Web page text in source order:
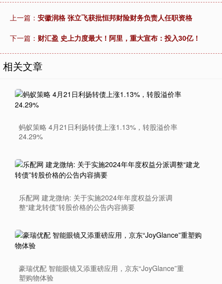
上一篇： 安徽润格 张立飞获批恒邦财险财务负责人任职资格
下一篇： 财汇盈 史上力度最大！阿里，重大宣布：投入30亿！
相关文章
蚂蚁策略 4月21日利扬转债上涨1.13%，转股溢价率
24.29%
乐配网 建龙微纳: 关于实施2024年年度权益分派调
整“建龙转债”转股价格的公告内容摘要
豪瑞优配 智能眼镜又添重磅应用，京东“JoyGlance”重
塑购物体验